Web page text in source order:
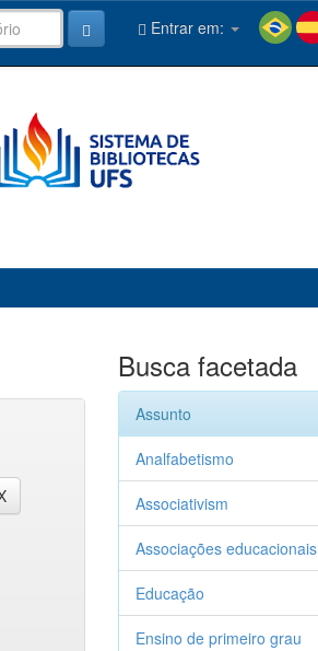
Entrar em:
Busca facetada
Assunto
Analfabetismo
Associativism
Associações educacionais
Educação
Ensino de primeiro grau